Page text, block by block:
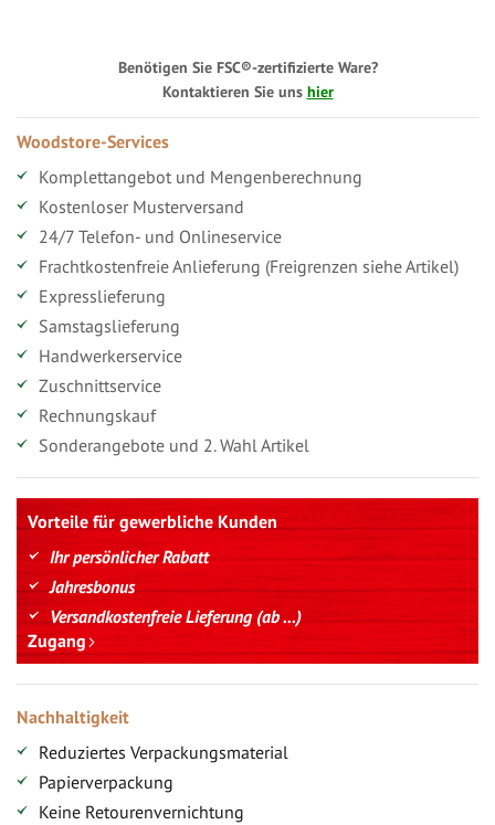
Benötigen Sie FSC®-zertifizierte Ware?
Kontaktieren Sie uns hier
Woodstore-Services
Komplettangebot und Mengenberechnung
Kostenloser Musterversand
24/7 Telefon- und Onlineservice
Frachtkostenfreie Anlieferung (Freigrenzen siehe Artikel)
Expresslieferung
Samstagslieferung
Handwerkerservice
Zuschnittservice
Rechnungskauf
Sonderangebote und 2. Wahl Artikel
Vorteile für gewerbliche Kunden
Ihr persönlicher Rabatt
Jahresbonus
Versandkostenfreie Lieferung (ab ...)
Zugang
Nachhaltigkeit
Reduziertes Verpackungsmaterial
Papierverpackung
Keine Retourenvernichtung